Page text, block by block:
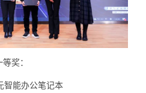
等奖：
智能办公笔记本